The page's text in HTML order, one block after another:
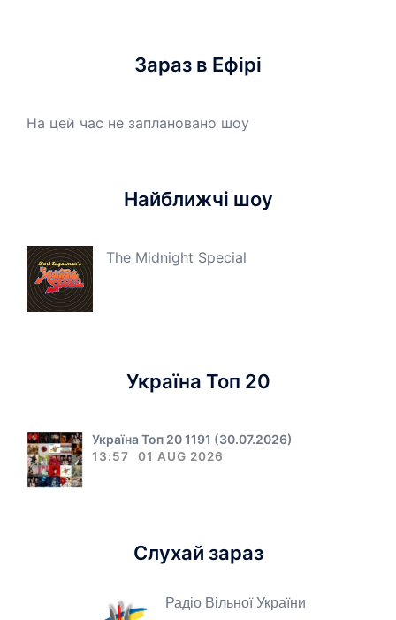
Зараз в Ефірі
На цей час не заплановано шоу
Найближчі шоу
The Midnight Special
Україна Топ 20
Україна Топ 20 1191 (30.07.2026)
13:57 01 AUG 2026
Слухай зараз
Радіо Вільної України